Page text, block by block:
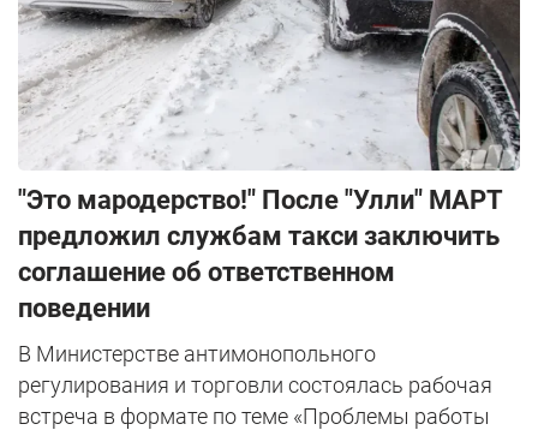
"Это мародерство!" После "Улли" МАРТ
предложил службам такси заключить
соглашение об ответственном
поведении
В Министерстве антимонопольного
регулирования и торговли состоялась рабочая
встреча в формате по теме «Проблемы работы